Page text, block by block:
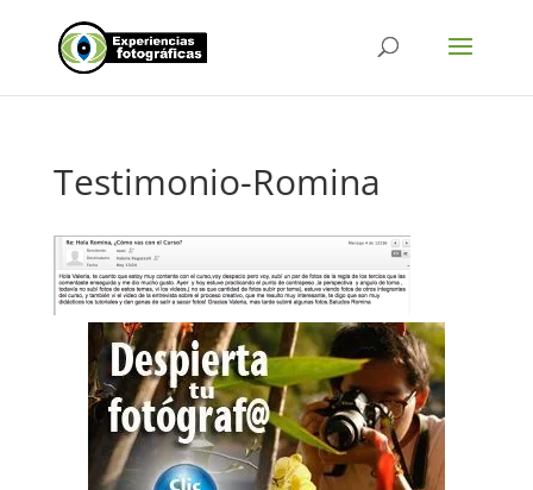
Testimonio-Romina